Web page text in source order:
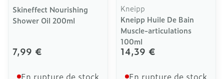
Skineffect Nourishing
Shower Oil 200ml
7,99 €
En rupture de stock
Kneipp
Kneipp Huile De Bain
Muscle-articulations
100ml
14,39 €
En rupture de stock